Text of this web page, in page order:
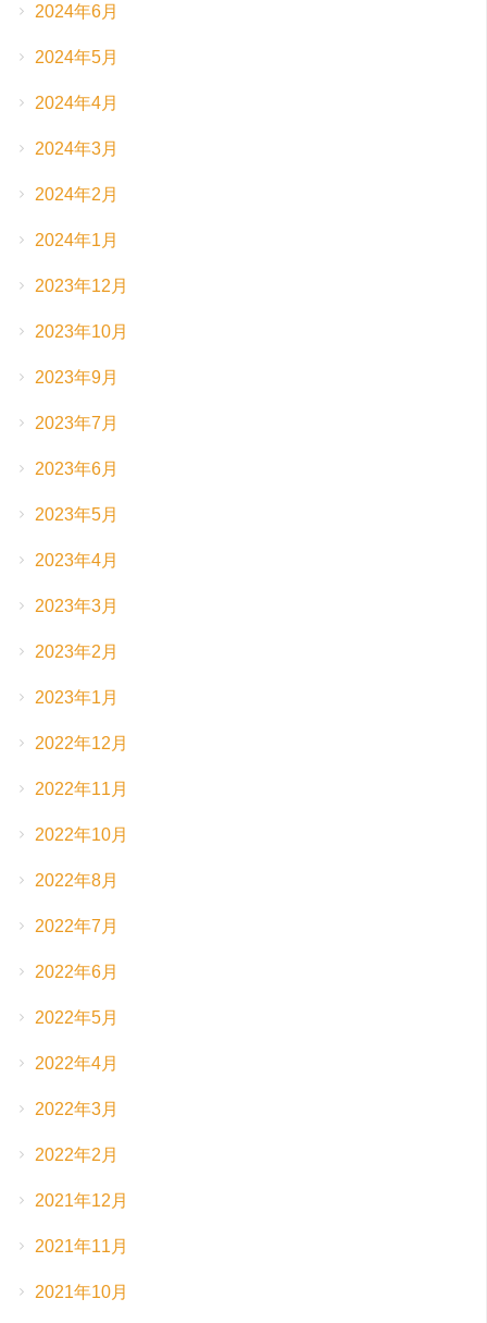
2024年6月
2024年5月
2024年4月
2024年3月
2024年2月
2024年1月
2023年12月
2023年10月
2023年9月
2023年7月
2023年6月
2023年5月
2023年4月
2023年3月
2023年2月
2023年1月
2022年12月
2022年11月
2022年10月
2022年8月
2022年7月
2022年6月
2022年5月
2022年4月
2022年3月
2022年2月
2021年12月
2021年11月
2021年10月